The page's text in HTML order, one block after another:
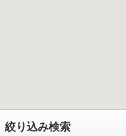
絞り込み検索